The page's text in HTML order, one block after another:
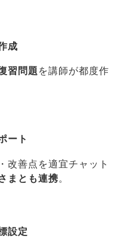
成
習問題を講師が都度作
ート
改善点を適宜チャット
まとも連携。
設定